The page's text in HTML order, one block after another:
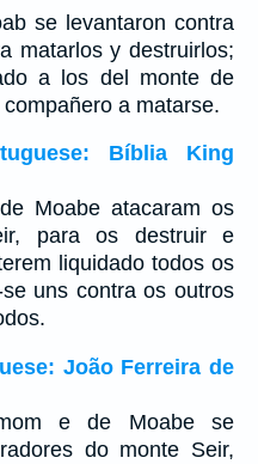
se levantaron contra
matarlos y destruirlos;
a los del monte de
a matarse.
Bíblia King
Moabe atacaram os
para os destruir e
liquidado todos os
uns contra os outros
João Ferreira de
e de Moabe se
do monte Seir,